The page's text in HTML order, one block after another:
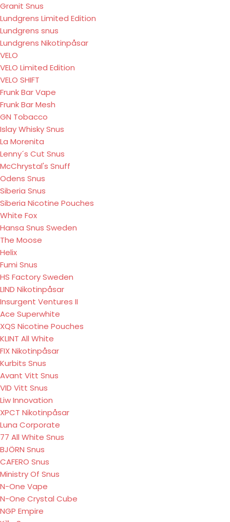
Granit Snus
Lundgrens Limited Edition
Lundgrens snus
Lundgrens Nikotinpåsar
VELO
VELO Limited Edition
VELO SHIFT
Frunk Bar Vape
Frunk Bar Mesh
GN Tobacco
Islay Whisky Snus
La Morenita
Lenny´s Cut Snus
McChrystal's Snuff
Odens Snus
Siberia Snus
Siberia Nicotine Pouches
White Fox
Hansa Snus Sweden
The Moose
Helix
Fumi Snus
HS Factory Sweden
LIND Nikotinpåsar
Insurgent Ventures II
Ace Superwhite
XQS Nicotine Pouches
KLINT All White
FIX Nikotinpåsar
Kurbits Snus
Avant Vitt Snus
VID Vitt Snus
Liw Innovation
XPCT Nikotinpåsar
Luna Corporate
77 All White Snus
BJÖRN Snus
CAFERO Snus
Ministry Of Snus
N-One Vape
N-One Crystal Cube
NGP Empire